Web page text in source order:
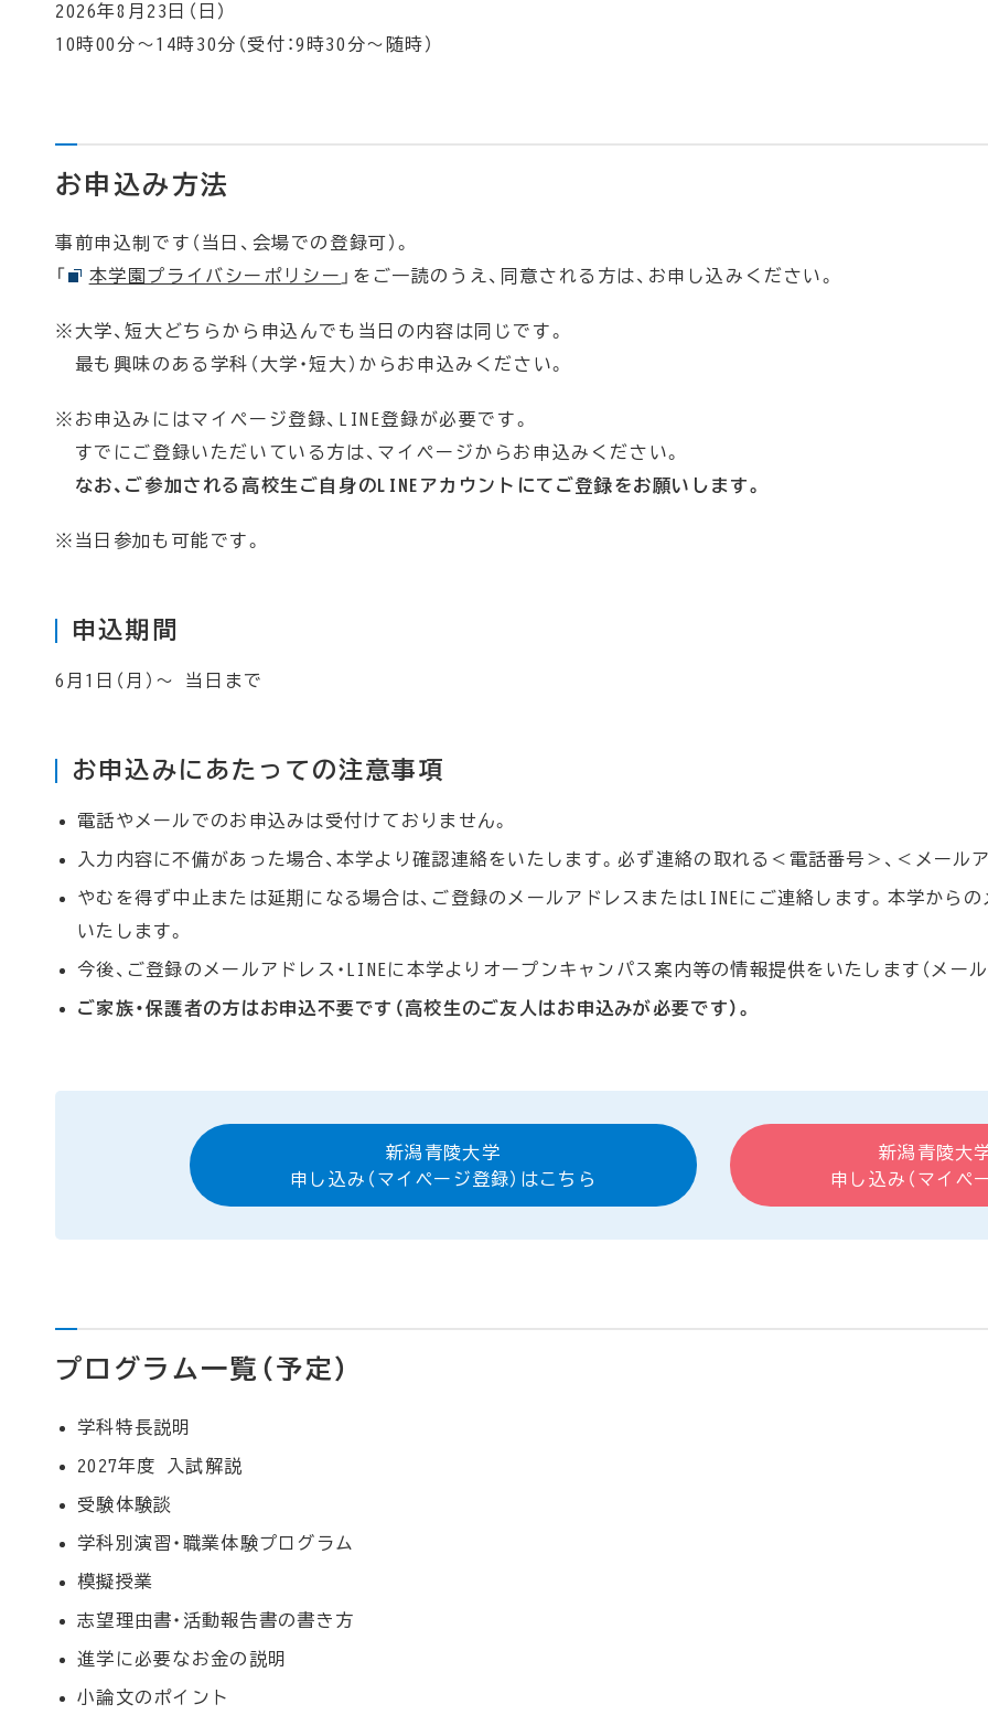
2026年8月23日（日）
10時00分～14時30分（受付：9時30分～随時）
お申込み方法
事前申込制です（当日、会場での登録可）。
「
本学園プライバシーポリシー 」をご一読のうえ、同意される方は、お申し込みください。
※大学、短大どちらから申込んでも当日の内容は同じです。
最も興味のある学科（大学・短大）からお申込みください。
※お申込みにはマイページ登録、LINE登録が必要です。
すでにご登録いただいている方は、マイページからお申込みください。
なお、ご参加される高校生ご自身のLINEアカウントにてご登録をお願いします。
※当日参加も可能です。
申込期間
6月1日（月）～ 当日まで
お申込みにあたっての注意事項
電話やメールでのお申込みは受付けておりません。
入力内容に不備があった場合、本学より確認連絡をいたします。必ず連絡の取れる＜電話番号＞、＜メール
やむを得ず中止または延期になる場合は、ご登録のメールアドレスまたはLINEにご連絡します。本学から
いたします。
今後、ご登録のメールアドレス・LINEに本学よりオープンキャンパス案内等の情報提供をいたします（メー
ご家族・保護者の方はお申込不要です（高校生のご友人はお申込みが必要です）。
新潟青陵大学
申し込み（マイページ登録）はこちら
新潟青陵大
申し込み（マイペ
プログラム一覧（予定）
学科特長説明
2027年度 入試解説
受験体験談
学科別演習・職業体験プログラム
模擬授業
志望理由書・活動報告書の書き方
進学に必要なお金の説明
小論文のポイント